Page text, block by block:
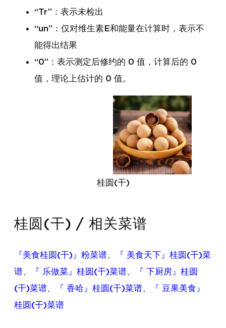
“Tr”：表示未检出
“un”：仅对维生素E和能量在计算时，表示不
能得出结果
“0”：表示测定后修约的 0 值，计算后的 0
值，理论上估计的 0 值。
桂圆(干)
桂圆(干) / 相关菜谱
『美食桂圆(干)』粉菜谱、
『 美食天下』桂圆(干)菜
谱、 『 乐做菜』桂圆(干)菜谱、
『 下厨房』桂圆
(干)菜谱、 『 香哈』桂圆(干)菜谱、
『 豆果美食』
桂圆(干)菜谱